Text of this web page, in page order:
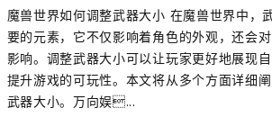
魔兽世界如何调整武器大小 在魔兽世界中，
要的元素，它不仅影响着角色的外观，还会
影响。调整武器大小可以让玩家更好地展现
提升游戏的可玩性。本文将从多个方面详细
武器大小。万向娱...